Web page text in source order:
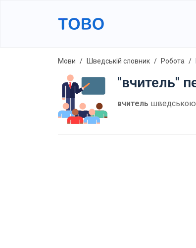
Мови Шведській словник Робота
"вчитель"
вчитель